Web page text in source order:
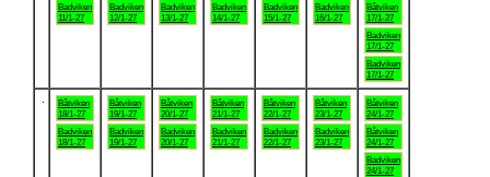
Badviken
11/1-27
Badviken
12/1-27
Badviken
13/1-27
Badviken
14/1-27
Badviken
15/1-27
Badviken
16/1-27
Båtviken
17/1-27
Badviken
17/1-27
Badviken
17/1-27
Båtviken
18/1-27
Badviken
18/1-27
Båtviken
19/1-27
Badviken
19/1-27
Båtviken
20/1-27
Badviken
20/1-27
Båtviken
21/1-27
Badviken
21/1-27
Båtviken
22/1-27
Badviken
22/1-27
Båtviken
23/1-27
Badviken
23/1-27
Båtviken
24/1-27
Båtviken
24/1-27
Badviken
24/1-27